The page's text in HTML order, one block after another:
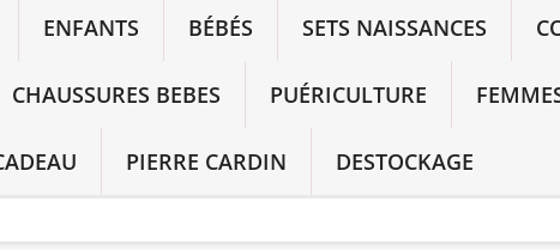
ENFANTS BÉBÉS SETS NAISSANCES
CHAUSSURES BEBES PUÉRICULTURE
PIERRE CARDIN DESTOCKAGE